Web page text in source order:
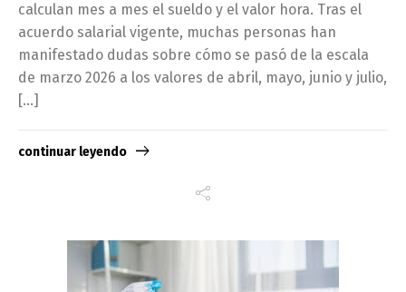
calculan mes a mes el sueldo y el valor hora. Tras el
acuerdo salarial vigente, muchas personas han
manifestado dudas sobre cómo se pasó de la escala
de marzo 2026 a los valores de abril, mayo, junio y julio,
[…]
continuar leyendo